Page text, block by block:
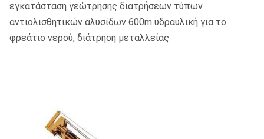
εγκατάσταση γεώτρησης διατρήσεων τύπων
αντιολισθητικών αλυσίδων 600m υδραυλική για το
φρεάτιο νερού, διάτρηση μεταλλείας